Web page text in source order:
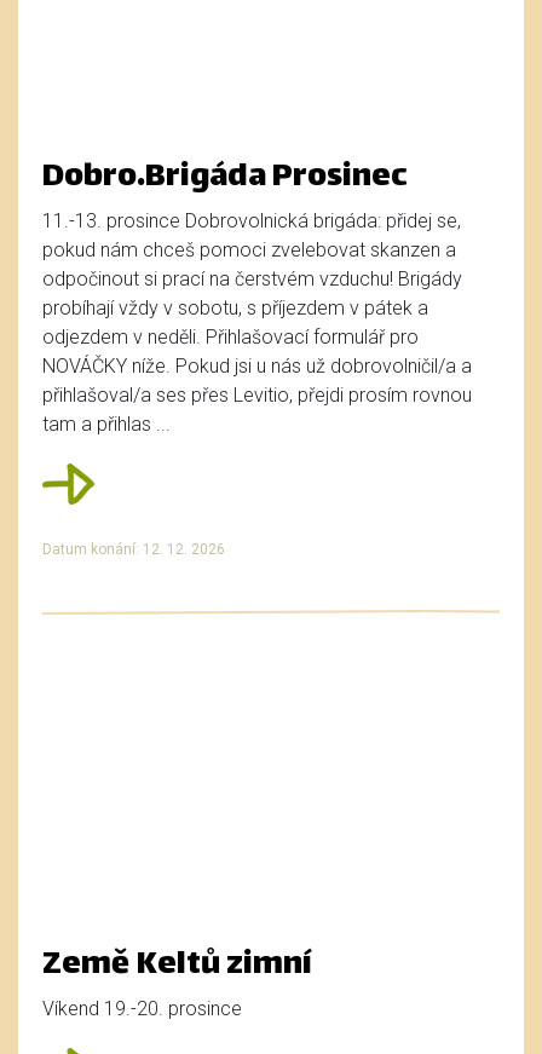
Dobro.Brigáda Prosinec
11.-13. prosince Dobrovolnická brigáda: přidej se,
pokud nám chceš pomoci zvelebovat skanzen a
odpočinout si prací na čerstvém vzduchu! Brigády
probíhají vždy v sobotu, s příjezdem v pátek a
odjezdem v neděli. Přihlašovací formulář pro
NOVÁČKY níže. Pokud jsi u nás už dobrovolničil/a a
přihlašoval/a ses přes Levitio, přejdi prosím rovnou
tam a přihlas ...
Datum konání: 12. 12. 2026
Země Keltů zimní
Víkend 19.-20. prosince